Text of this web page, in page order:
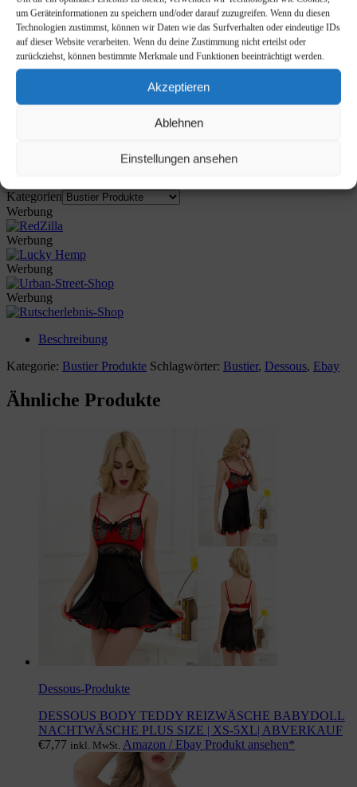
um Geräteinformationen zu speichern und/oder darauf zuzugreifen. Wenn du diesen
Technologien zustimmst, können wir Daten wie das Surfverhalten oder eindeutige IDs
auf dieser Website verarbeiten. Wenn du deine Zustimmung nicht erteilst oder
zurückziehst, können bestimmte Merkmale und Funktionen beeinträchtigt werden.
Akzeptieren
Ablehnen
Einstellungen ansehen
Sport Fitness Yoga
6,49 inkl. MwSt.
No trace cup surface, soft texture, delicate and shiny. Sexy elastic
thin shoulder strap, elastic and comfortable, not tight and not
slipping, giving you a comfortable experience. Care: Hand wash
Last updated on 6. August 2026 02:08
Kategorien
Werbung
Werbung
Werbung
Werbung
Beschreibung
Kategorie: Bustier Produkte Schlagwörter: Bustier, Dessous, Ebay
Ähnliche Produkte
Dessous-Produkte
DESSOUS BODY TEDDY REIZWÄSCHE BABYDOLL
NACHTWÄSCHE PLUS SIZE | XS-5XL| ABVERKAUF
€7,77 inkl. MwSt. Amazon / Ebay Produkt ansehen*